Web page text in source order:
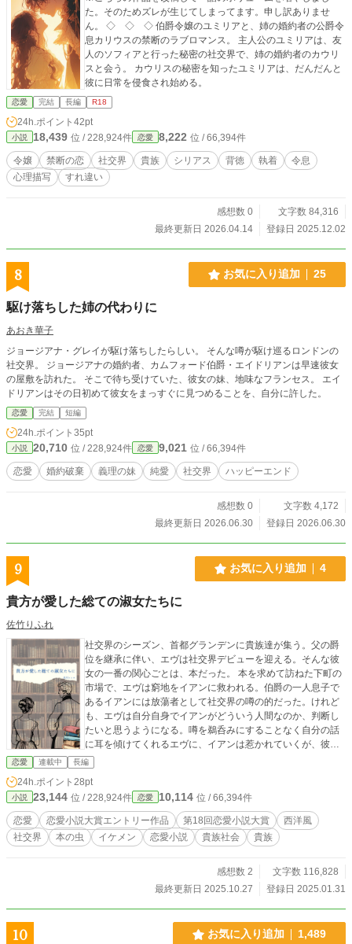
た。そのためズレが生じてしまってます。申し訳ありませ
ん。 ◇ ◇ ◇ 伯爵令嬢のユミリアと、姉の婚約者の公爵令
息カリウスの禁断のラブロマンス。 主人公のユミリアは、友
人のソフィアと行った秘密の社交界で、姉の婚約者のカウリ
スと会う。 カウリスの秘密を知ったユミリアは、だんだんと
彼に日常を侵食され始める。
恋愛 完結 長編 R18
24h.ポイント 42pt
小説 18,439 位 / 228,924件 恋愛 8,222 位 / 66,394件
令嬢 禁断の恋 社交界 貴族 シリアス 背徳 執着
令息
心理描写
すれ違い
感想数 0
文字数 84,316
最終更新日 2026.04.14
登録日 2025.12.02
8 お気に入り追加 25
駆け落ちした姉の代わりに
あおき華子
ジョージアナ・グレイが駆け落ちしたらしい。 そんな噂が駆け巡るロンドンの
社交界。 ジョージアナの婚約者、カムフォード伯爵・エイドリアンは早速彼女
の屋敷を訪れた。 そこで待ち受けていた、彼女の妹、地味なフランセス。 エイ
ドリアンはその日初めて彼女をまっすぐに見つめることを、自分に許した。
恋愛 完結 短編
24h.ポイント 35pt
小説 20,710 位 / 228,924件 恋愛 9,021 位 / 66,394件
恋愛 婚約破棄 義理の妹 純愛 社交界 ハッピーエンド
感想数 0
文字数 4,172
最終更新日 2026.06.30
登録日 2026.06.30
9 お気に入り追加 4
貴方が愛した総ての淑女たちに
佐竹りふれ
社交界のシーズン、首都グランデンに貴族達が集う。父の爵
位を継承に伴い、エヴは社交界デビューを迎える。そんな彼
女の一番の関心ごとは、本だった。 本を求めて訪ねた下町の
市場で、エヴは窮地をイアンに救われる。伯爵の一人息子で
あるイアンには放蕩者として社交界の噂の的だった。けれど
も、エヴは自分自身でイアンがどういう人間なのか、判断し
たいと思うようになる。噂を鵜呑みにすることなく自分の話
に耳を傾けてくれるエヴに、イアンは惹かれていくが、彼の
過去がつき纏い……。
恋愛 連載中 長編
24h.ポイント 28pt
小説 23,144 位 / 228,924件 恋愛 10,114 位 / 66,394件
恋愛 恋愛小説大賞エントリー作品 第18回恋愛小説大賞
西洋風
社交界
本の虫 イケメン 恋愛小説 貴族社会 貴族
感想数 2
文字数 116,828
最終更新日 2025.10.27
登録日 2025.01.31
10 お気に入り追加 1,489